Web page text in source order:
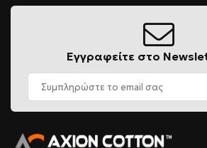
Εγγραφείτε στο